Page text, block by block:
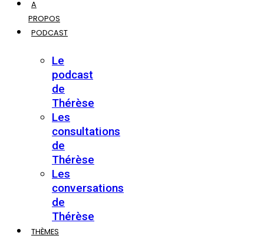
A
PROPOS
PODCAST
Le
podcast
de
Thérèse
Les
consultations
de
Thérèse
Les
conversations
de
Thérèse
THÈMES